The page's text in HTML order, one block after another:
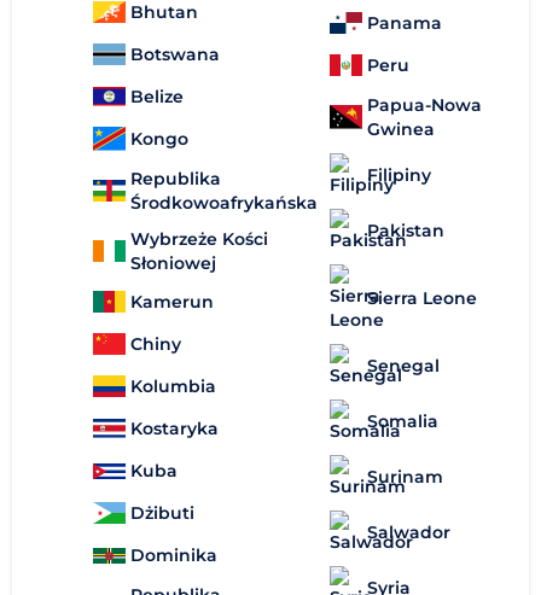
Bhutan
Botswana
Belize
Kongo
Republika
Środkowoafrykańska
Wybrzeże Kości
Słoniowej
Kamerun
Chiny
Kolumbia
Kostaryka
Kuba
Dżibuti
Dominika
Panama
Peru
Papua-Nowa
Gwinea
Filipiny
Pakistan
Sierra Leone
Senegal
Somalia
Surinam
Salwador
Syria